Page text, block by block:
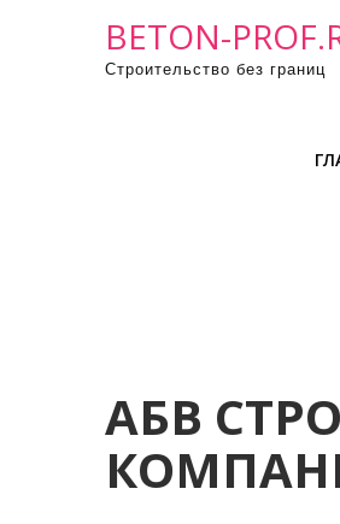
BETON-
Строительство без границ
АБВ